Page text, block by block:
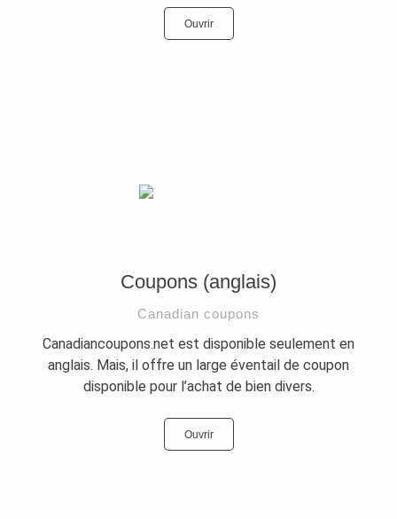
Ouvrir
Coupons (anglais)
Canadian coupons
Canadiancoupons.net est disponible seulement en
anglais. Mais, il offre un large éventail de coupon
disponible pour l’achat de bien divers.
Ouvrir